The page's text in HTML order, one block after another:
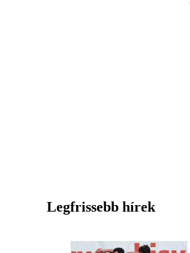
Legfrissebb hírek